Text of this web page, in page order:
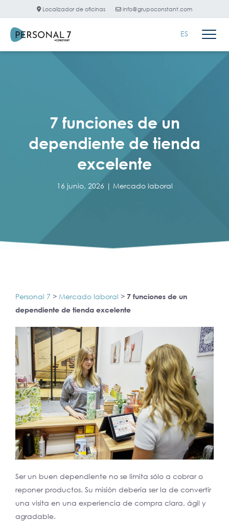
Localizador de oficinas info@grupoconstant.com
ES
7 funciones de un
dependiente de tienda
excelente
16 junio, 2026 | Mercado laboral
Personal 7 > Mercado laboral > 7 funciones de un
dependiente de tienda excelente
Ser un buen dependiente no se limita sólo a cobrar o
reponer productos. Su misión debería ser la de convertir
una visita en una experiencia de compra clara, ágil y
agradable.